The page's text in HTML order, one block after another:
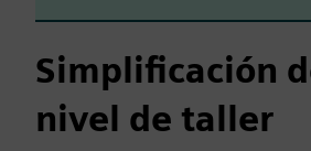
Simplificación
nivel de taller